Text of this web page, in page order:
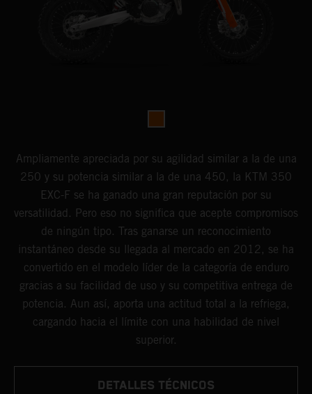
Ampliamente apreciada por su agilidad similar a la de una
250 y su potencia similar a la de una 450, la KTM 350
EXC-F se ha ganado una gran reputación por su
versatilidad. Pero eso no significa que acepte compromisos
de ningún tipo. Tras ganarse un reconocimiento
instantáneo desde su llegada al mercado en 2012, se ha
convertido en el modelo líder de la categoría de enduro
gracias a su facilidad de uso y su competitiva entrega de
potencia. Aun así, aporta una actitud total a la refriega,
cargando hacia el límite con una habilidad de nivel
superior.
DETALLES TÉCNICOS